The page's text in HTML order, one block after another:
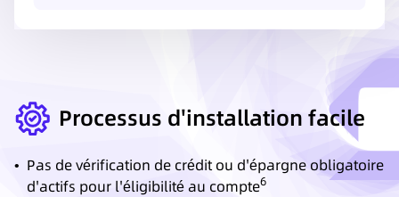
Processus d'installation facile
• Pas de vérification de crédit ou d'épargne obligatoire
d'actifs pour l'éligibilité au compte6